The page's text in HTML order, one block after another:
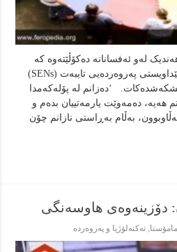
لەو ئەفسانانە دەکۆڵێتەوە کە
دەربارەی فێرخوازانی خاوەن پێداویستی پەروەردەیی تایبەت (SENs)
‘دەزانم لە پۆلەکەمدا
هەیە، دەمەوێت یارمەتییان بدەم و
بەڵام بەڕاستی نازانم چۆن
دۆزینەوەی هاوسەنگی
,تەكنەلۆژيا و پەروەردە